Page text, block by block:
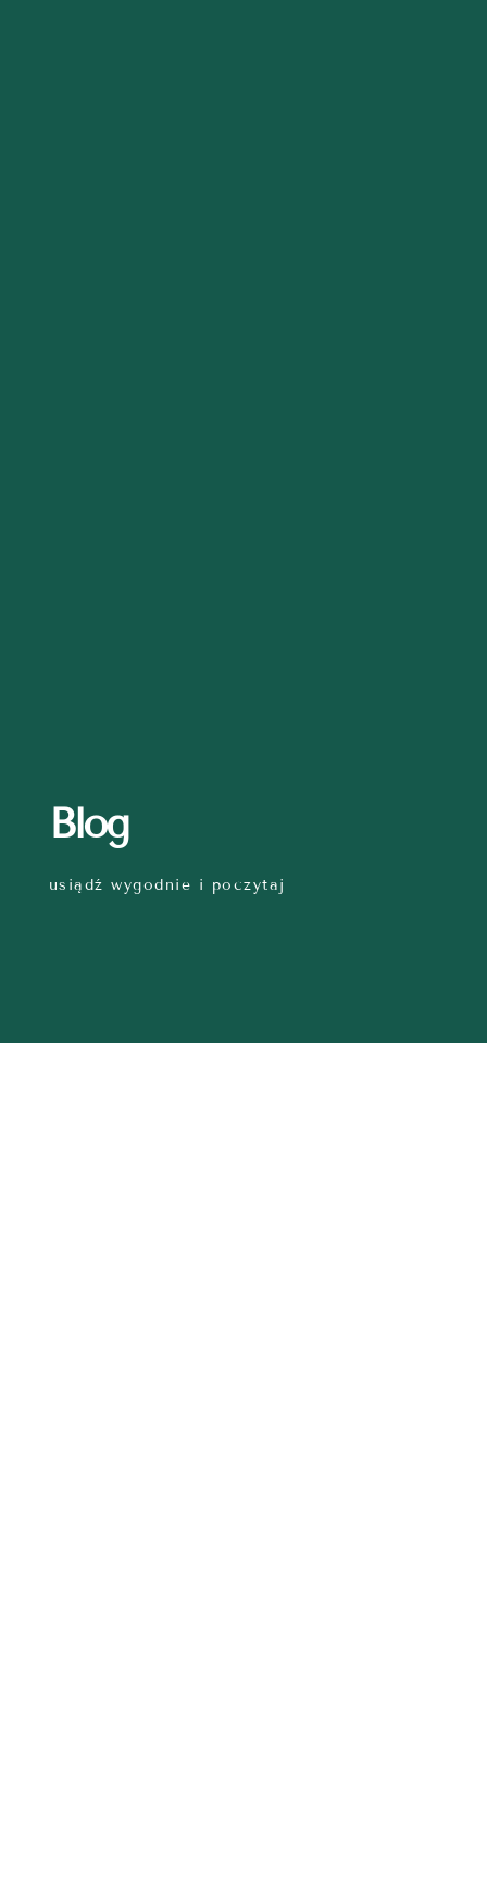
Blog
usiądź wygodnie i poczytaj